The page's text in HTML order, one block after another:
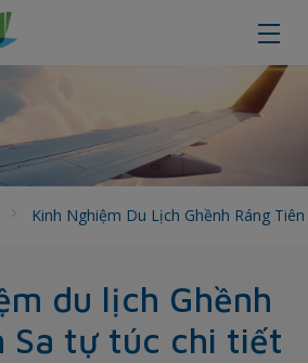
lịch Ghềnh Ráng
Kinh Nghiệm Du Lịch Ghềnh Ráng
du lịch Ghềnh
Sa tự túc chi tiết